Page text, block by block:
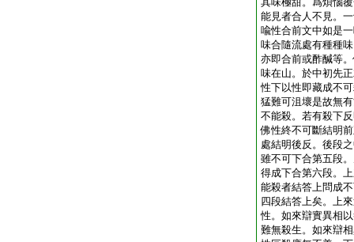
能見者合人不見。
喩性合前文中如是
味合隨流處有種種
亦即合前或酢醎等
味在山。於中初先
性下以性即藏成不
猛難可沮壞是故無
不能殺。若有殺下
佛性終不可斷結明
處結明後反。後段
雖不可下合第五段
得成下合第六段。
能殺者結答上問成
四段結答上矣。上
性。如來辯實異相
難無殺生。如來辯